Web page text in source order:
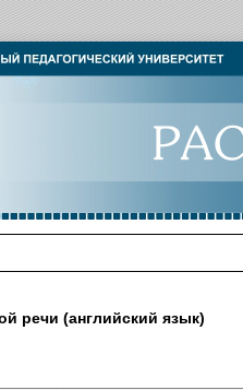
речи (английский язык)